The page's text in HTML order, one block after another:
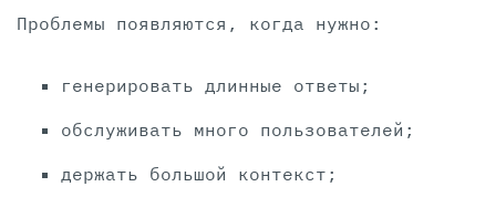
Проблемы появляются, когда нужно:
генерировать длинные ответы;
обслуживать много пользователей;
держать большой контекст;